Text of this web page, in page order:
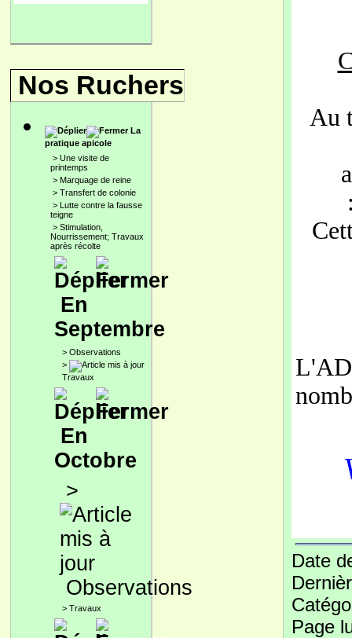
Nos Ruchers
La
pratique apicole
> Une visite de
printemps
> Marquage de reine
> Transfert de colonie
> Lutte contre la fausse
teigne
> Stimulation,
Nourrissement; Travaux
après récolte
En
Septembre
> Observations
>
Travaux
En
Octobre
>
Observations
> Travaux
Au
Date
Page